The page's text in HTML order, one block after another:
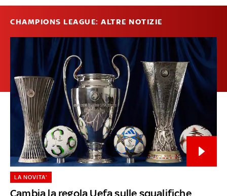
CHAMPIONS LEAGUE: ALTRE NOTIZIE
Cambia la regola Uefa sulle squalifiche
LA NOVITA'